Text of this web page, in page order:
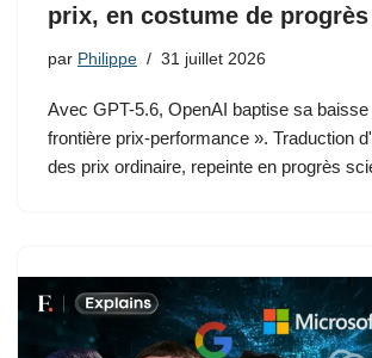
prix, en costume de progrès
par Philippe 31 juillet 2026
Avec GPT-5.6, OpenAI baptise sa
frontière prix-performance ». Traduction
des prix ordinaire, repeinte en progrès